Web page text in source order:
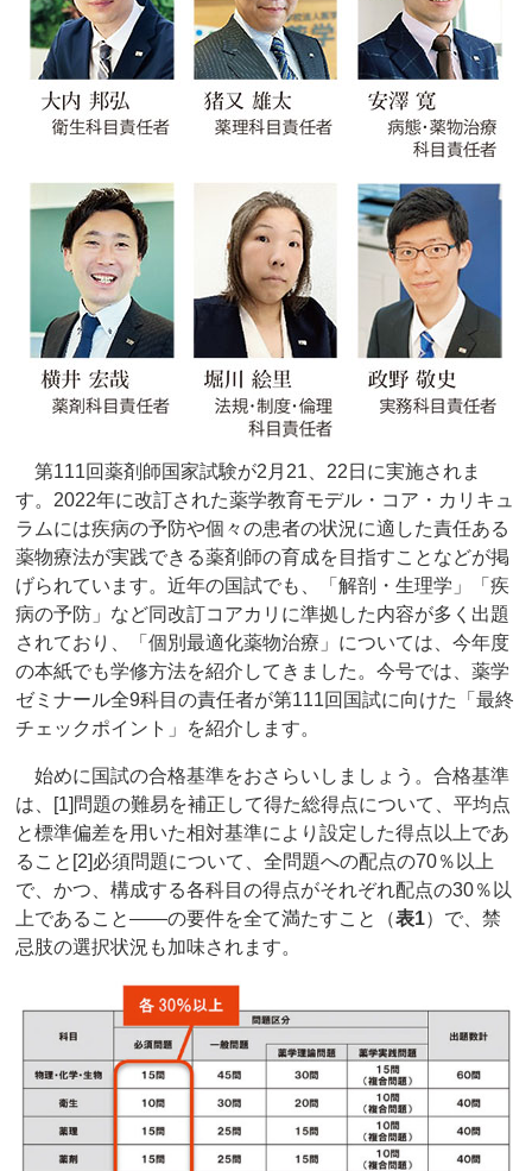
第111回薬剤師国家試験が2月21、22日に実施されま
す。2022年に改訂された薬学教育モデル・コア・カリキュ
ラムには疾病の予防や個々の患者の状況に適した責任ある
薬物療法が実践できる薬剤師の育成を目指すことなどが掲
げられています。近年の国試でも、「解剖・生理学」「疾
病の予防」など同改訂コアカリに準拠した内容が多く出題
されており、「個別最適化薬物治療」については、今年度
の本紙でも学修方法を紹介してきました。今号では、薬学
ゼミナール全9科目の責任者が第111回国試に向けた「最終
チェックポイント」を紹介します。
始めに国試の合格基準をおさらいしましょう。合格基準
は、[1]問題の難易を補正して得た総得点について、平均点
と標準偏差を用いた相対基準により設定した得点以上であ
ること[2]必須問題について、全問題への配点の70％以上
で、かつ、構成する各科目の得点がそれぞれ配点の30％以
上であること――の要件を全て満たすこと（表1）で、禁
忌肢の選択状況も加味されます。